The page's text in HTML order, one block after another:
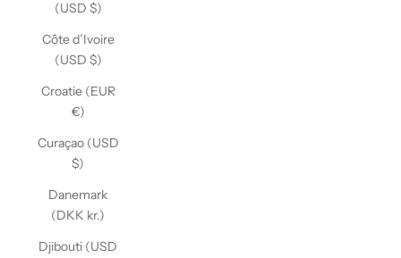
(USD $)
Côte d’Ivoire
(USD $)
Croatie (EUR
€)
Curaçao (USD
$)
Danemark
(DKK kr.)
Djibouti (USD